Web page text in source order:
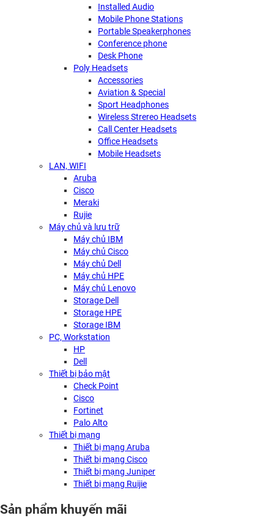
Installed Audio
Mobile Phone Stations
Portable Speakerphones
Conference phone
Desk Phone
Poly Headsets
Accessories
Aviation & Special
Sport Headphones
Wireless Strereo Headsets
Call Center Headsets
Office Headsets
Mobile Headsets
LAN, WIFI
Aruba
Cisco
Meraki
Rujie
Máy chủ và lưu trữ
Máy chủ IBM
Máy chủ Cisco
Máy chủ Dell
Máy chủ HPE
Máy chủ Lenovo
Storage Dell
Storage HPE
Storage IBM
PC, Workstation
HP
Dell
Thiết bị bảo mật
Check Point
Cisco
Fortinet
Palo Alto
Thiết bị mạng
Thiết bị mạng Aruba
Thiết bị mạng Cisco
Thiết bị mạng Juniper
Thiết bị mạng Ruijie
Sản phẩm khuyến mãi